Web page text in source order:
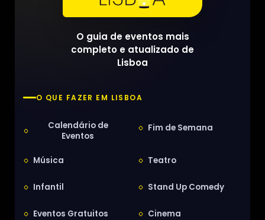
O guia de eventos mais
completo e atualizado de
Lisboa
O QUE FAZER EM LISBOA
Calendário de
Eventos
Fim de Semana
Música Teatro
Infantil Stand Up Comedy
Eventos Gratuitos Cinema